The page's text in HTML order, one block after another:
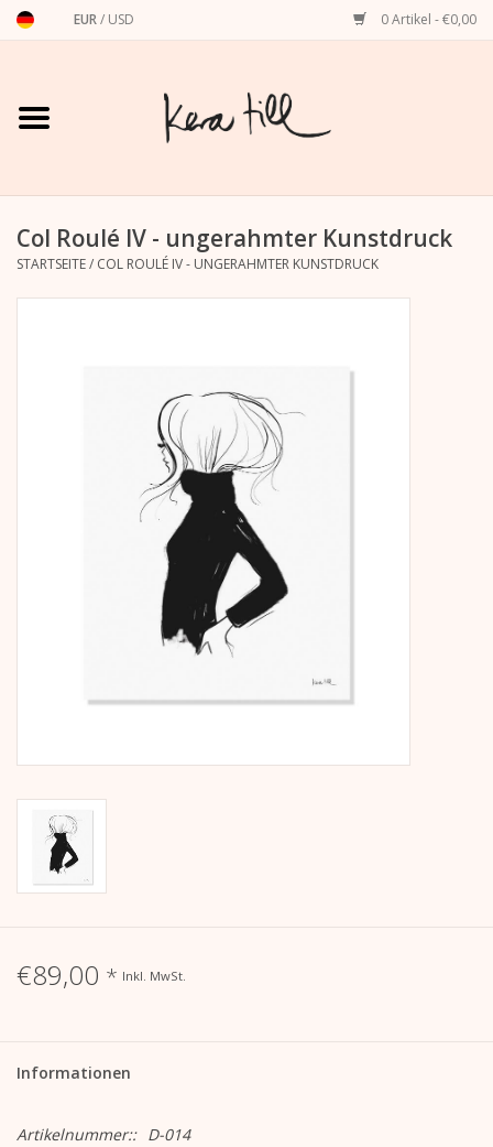
EUR/ USD 0 Artikel - €0,00
Startseite
Art Prints
Kera Till X THERESIENTHAL
Col Roulé IV - ungerahmter Kunstdruck
STARTSEITE/ COL ROULÉ IV - UNGERAHMTER KUNSTDRUCK
€89,00 * Inkl. MwSt.
Informationen
Artikelnummer:: D-014